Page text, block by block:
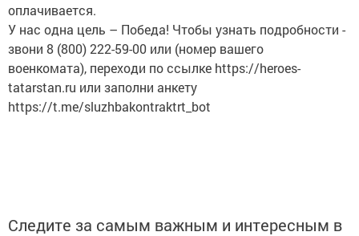
оплачивается.
У нас одна цель – Победа! Чтобы узнать подробности -
звони 8 (800) 222-59-00 или (номер вашего
военкомата), переходи по ссылке https://heroes-
tatarstan.ru или заполни анкету
https://t.me/sluzhbakontraktrt_bot
Следите за самым важным и интересным в